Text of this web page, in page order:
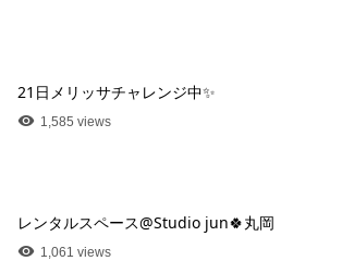
21日メリッサチャレンジ中✨
1,585 views
レンタルスペース@Studio jun🍀丸岡
1,061 views